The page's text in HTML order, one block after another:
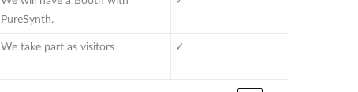
PureSynth.
We take part as visitors ✓